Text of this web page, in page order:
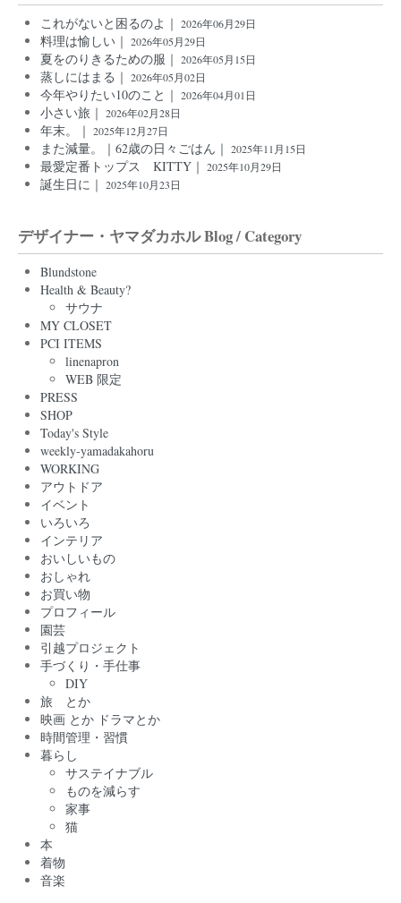
これがないと困るのよ｜ 2026年06月29日
料理は愉しい｜ 2026年05月29日
夏をのりきるための服｜ 2026年05月15日
蒸しにはまる｜ 2026年05月02日
今年やりたい10のこと｜ 2026年04月01日
小さい旅｜ 2026年02月28日
年末。｜ 2025年12月27日
また減量。｜62歳の日々ごはん｜ 2025年11月15日
最愛定番トップス KITTY｜ 2025年10月29日
誕生日に｜ 2025年10月23日
デザイナー・ヤマダカホル Blog / Category
Blundstone
Health & Beauty?
サウナ
MY CLOSET
PCI ITEMS
linenapron
WEB 限定
PRESS
SHOP
Today's Style
weekly-yamadakahoru
WORKING
アウトドア
イベント
いろいろ
インテリア
おいしいもの
おしゃれ
お買い物
プロフィール
園芸
引越プロジェクト
手づくり・手仕事
DIY
旅 とか
映画 とか ドラマとか
時間管理・習慣
暮らし
サステイナブル
ものを減らす
家事
猫
本
着物
音楽